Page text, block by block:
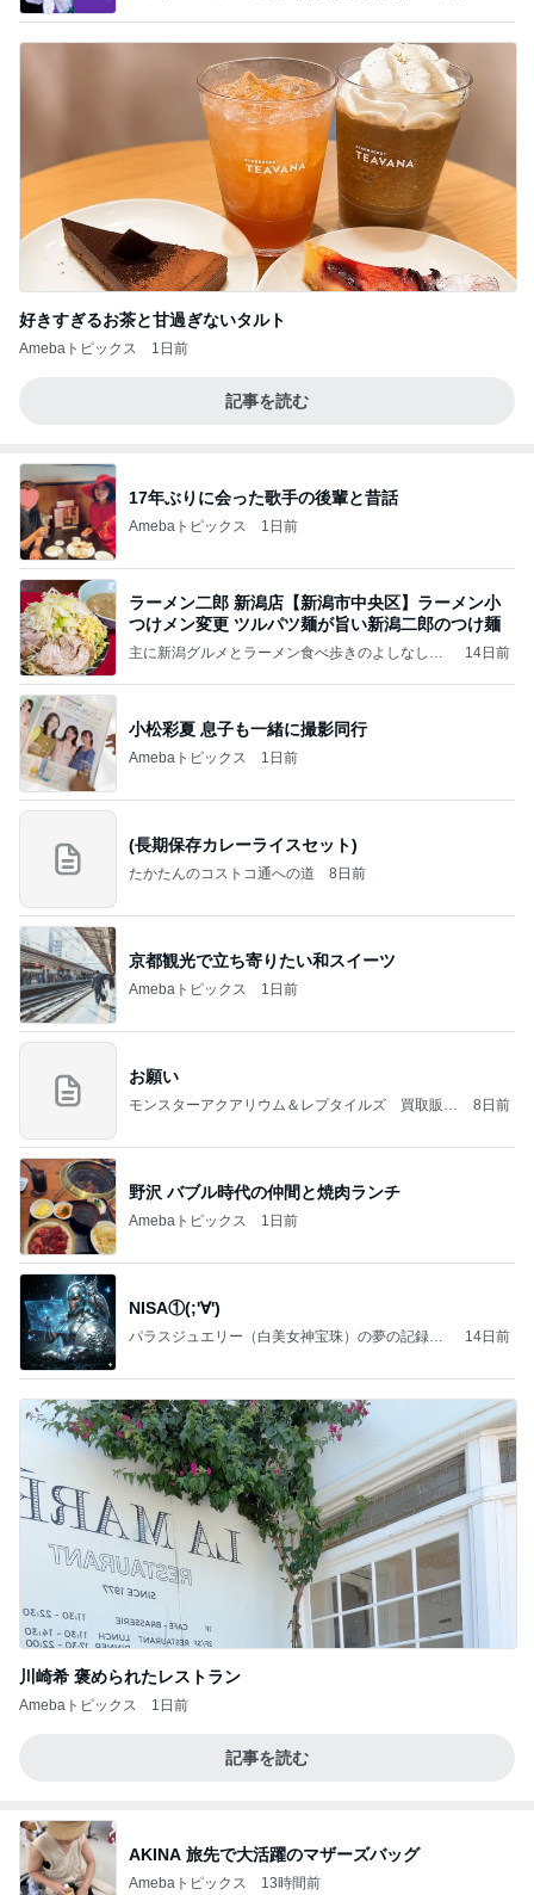
好きすぎるお茶と甘過ぎないタルト
Amebaトピックス 1日前
記事を読む
17年ぶりに会った歌手の後輩と昔話
Amebaトピックス 1日前
ラーメン二郎 新潟店【新潟市中央区】ラーメン小
つけメン変更 ツルパツ麺が旨い新潟二郎のつけ麺
主に新潟グルメとラーメン食べ歩きのよしなしご
14日前
小松彩夏 息子も一緒に撮影同行
Amebaトピックス 1日前
(長期保存カレーライスセット)
たかたんのコストコ通への道 8日前
京都観光で立ち寄りたい和スイーツ
Amebaトピックス 1日前
お願い
モンスターアクアリウム＆レプタイルズ 買取販売
8日前
野沢 バブル時代の仲間と焼肉ランチ
Amebaトピックス 1日前
NISA①(;'∀')
パラスジュエリー（白美女神宝珠）の夢の記録
14日前
川崎希 褒められたレストラン
Amebaトピックス 1日前
記事を読む
AKINA 旅先で大活躍のマザーズバッグ
Amebaトピックス 13時間前